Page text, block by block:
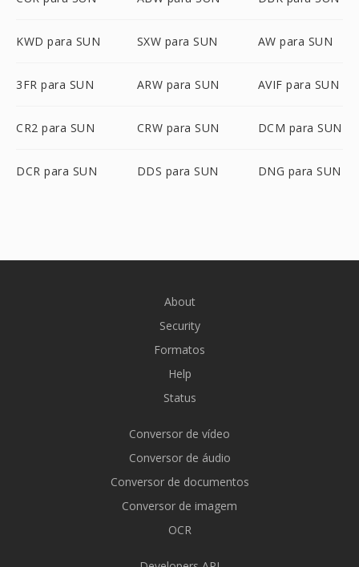
KWD para SUN SXW para SUN AW para SUN
3FR para SUN ARW para SUN AVIF para SUN
CR2 para SUN CRW para SUN DCM para SUN
DCR para SUN DDS para SUN DNG para SUN
About
Security
Formatos
Help
Status
Conversor de vídeo
Conversor de áudio
Conversor de documentos
Conversor de imagem
OCR